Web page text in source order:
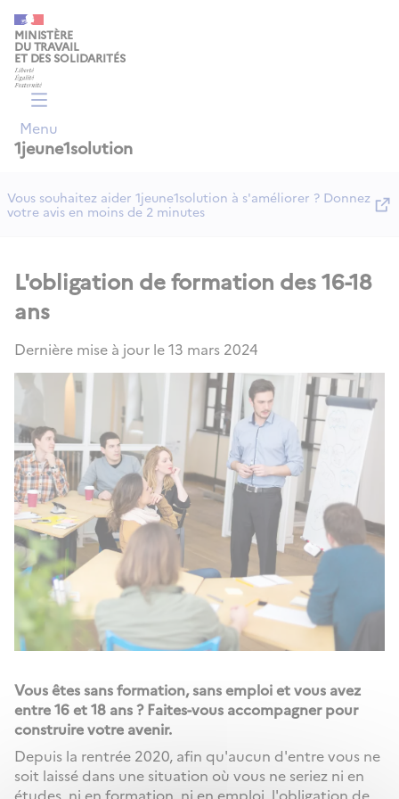
MINISTÈRE
DU TRAVAIL
ET DES SOLIDARITÉS
Menu
1jeune1solution
Vous souhaitez aider 1jeune1solution à s'améliorer ? Donnez
votre avis en moins de 2 minutes
L'obligation de formation des 16-18
ans
Dernière mise à jour le13 mars 2024
Vous êtes sans formation, sans emploi et vous avez
entre 16 et 18 ans ? Faites-vous accompagner pour
construire votre avenir.
Depuis la rentrée 2020, afin qu'aucun d'entre vous ne
soit laissé dans une situation où vous ne seriez ni en
études, ni en formation, ni en emploi, l'obligation de
Panneau de gestion des cookies